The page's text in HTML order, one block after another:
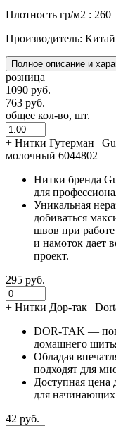
Плотность гр/м2 : 260
Производитель: Китай
Полное описание и
розница
1090 руб.
763 руб.
общее кол-во, шт.
+ Нитки Гутерман |
молочный 6044802
Нитки бренда
для
Уникальная
добиваться
швов при
и намоток дает
проект.
295 руб.
+ Нитки Дор-так |
DOR-TAK —
домашнего
Обладая
подходят для
Доступная
для
42 руб.